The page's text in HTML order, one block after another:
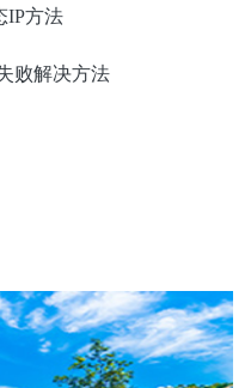
IP方法
败解决方法